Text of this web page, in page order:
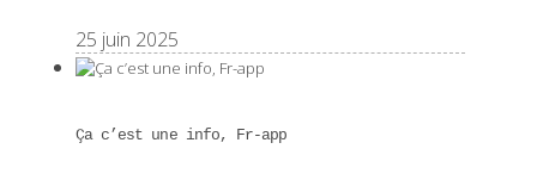
25 juin 2025
Ça c’est une info, Fr-app